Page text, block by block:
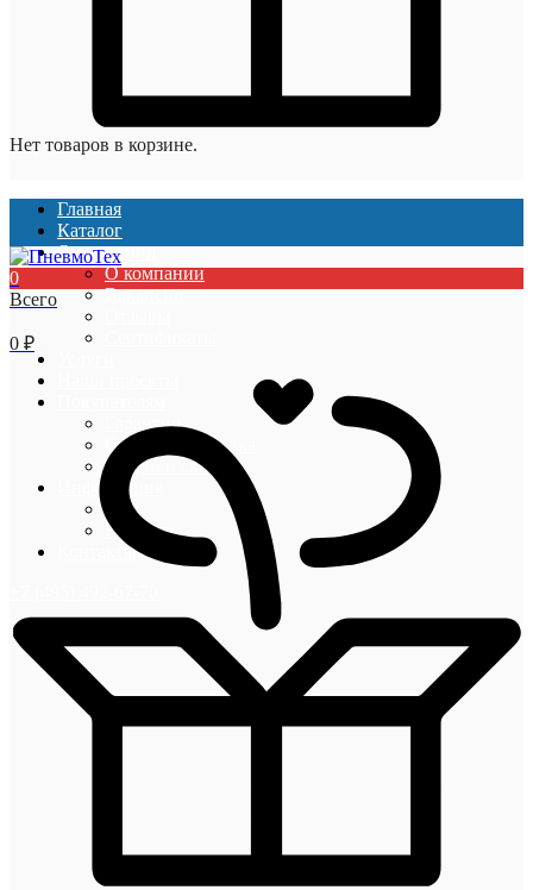
Нет товаров в корзине.
Главная
Каталог
О компании
О компании
Вакансии
Гарантии
Оплата и доставка
Акции и скидки
Информация
Блог
Новости
Контакты
0
Всего
0 ₽